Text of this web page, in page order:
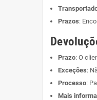
Prazos:
Prazo: O
Exceções:
Processo:
Mais